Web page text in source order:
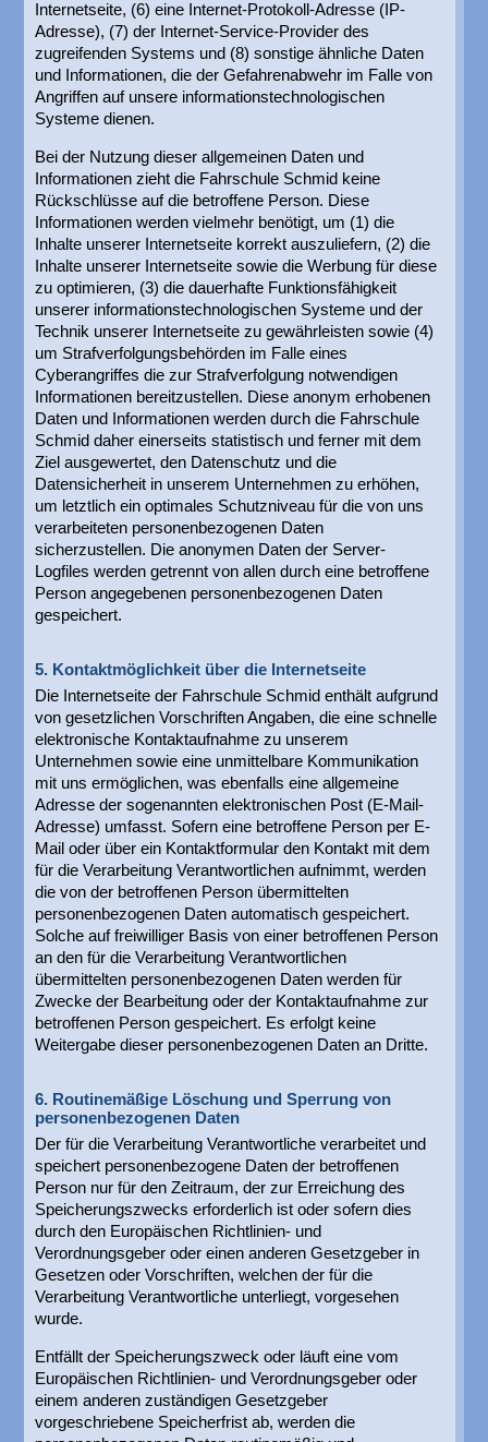
Internetseite, (6) eine Internet-Protokoll-Adresse (IP-
Adresse), (7) der Internet-Service-Provider des
zugreifenden Systems und (8) sonstige ähnliche Daten
und Informationen, die der Gefahrenabwehr im Falle von
Angriffen auf unsere informationstechnologischen
Systeme dienen.
Bei der Nutzung dieser allgemeinen Daten und
Informationen zieht die Fahrschule Schmid keine
Rückschlüsse auf die betroffene Person. Diese
Informationen werden vielmehr benötigt, um (1) die
Inhalte unserer Internetseite korrekt auszuliefern, (2) die
Inhalte unserer Internetseite sowie die Werbung für diese
zu optimieren, (3) die dauerhafte Funktionsfähigkeit
unserer informationstechnologischen Systeme und der
Technik unserer Internetseite zu gewährleisten sowie (4)
um Strafverfolgungsbehörden im Falle eines
Cyberangriffes die zur Strafverfolgung notwendigen
Informationen bereitzustellen. Diese anonym erhobenen
Daten und Informationen werden durch die Fahrschule
Schmid daher einerseits statistisch und ferner mit dem
Ziel ausgewertet, den Datenschutz und die
Datensicherheit in unserem Unternehmen zu erhöhen,
um letztlich ein optimales Schutzniveau für die von uns
verarbeiteten personenbezogenen Daten
sicherzustellen. Die anonymen Daten der Server-
Logfiles werden getrennt von allen durch eine betroffene
Person angegebenen personenbezogenen Daten
gespeichert.
5. Kontaktmöglichkeit über die Internetseite
Die Internetseite der Fahrschule Schmid enthält aufgrund
von gesetzlichen Vorschriften Angaben, die eine schnelle
elektronische Kontaktaufnahme zu unserem
Unternehmen sowie eine unmittelbare Kommunikation
mit uns ermöglichen, was ebenfalls eine allgemeine
Adresse der sogenannten elektronischen Post (E-Mail-
Adresse) umfasst. Sofern eine betroffene Person per E-
Mail oder über ein Kontaktformular den Kontakt mit dem
für die Verarbeitung Verantwortlichen aufnimmt, werden
die von der betroffenen Person übermittelten
personenbezogenen Daten automatisch gespeichert.
Solche auf freiwilliger Basis von einer betroffenen Person
an den für die Verarbeitung Verantwortlichen
übermittelten personenbezogenen Daten werden für
Zwecke der Bearbeitung oder der Kontaktaufnahme zur
betroffenen Person gespeichert. Es erfolgt keine
Weitergabe dieser personenbezogenen Daten an Dritte.
6. Routinemäßige Löschung und Sperrung von
personenbezogenen Daten
Der für die Verarbeitung Verantwortliche verarbeitet und
speichert personenbezogene Daten der betroffenen
Person nur für den Zeitraum, der zur Erreichung des
Speicherungszwecks erforderlich ist oder sofern dies
durch den Europäischen Richtlinien- und
Verordnungsgeber oder einen anderen Gesetzgeber in
Gesetzen oder Vorschriften, welchen der für die
Verarbeitung Verantwortliche unterliegt, vorgesehen
wurde.
Entfällt der Speicherungszweck oder läuft eine vom
Europäischen Richtlinien- und Verordnungsgeber oder
einem anderen zuständigen Gesetzgeber
vorgeschriebene Speicherfrist ab, werden die